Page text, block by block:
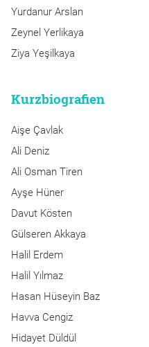
Yurdanur Arslan
Zeynel Yerlikaya
Ziya Yeşilkaya
Kurzbiografien
Aişe Çavlak
Ali Deniz
Ali Osman Tiren
Ayşe Hüner
Davut Kösten
Gülseren Akkaya
Halil Erdem
Halil Yılmaz
Hasan Hüseyin Baz
Havva Cengiz
Hidayet Düldül